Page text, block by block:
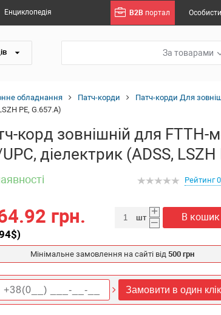
Енциклопедія B2B портал
За товарами
обладнання Патч-корди
Патч-корди Для
PE, G.657.A)
корд зовнішній для FTTH-
діелектрик (ADSS,
Рейтинг
грн.
$)
+
–
В кошик
шт
Мінімальне замовлення на сайті від500 грн
Замовити в один клік